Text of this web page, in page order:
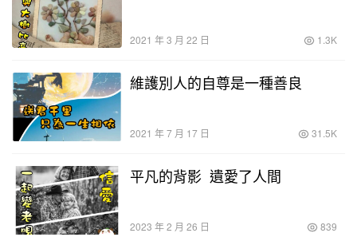
2021 年 3 月 22 日 1.3K
維護別人的自尊是一種善良
2021 年 7 月 17 日 31.5K
平凡的背影 遺愛了人間
2023 年 2 月 26 日 839